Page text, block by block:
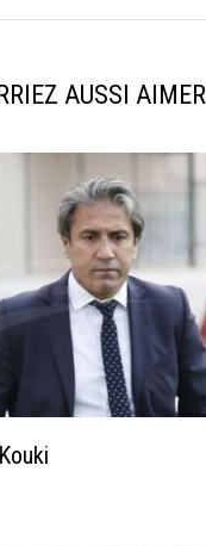
AUSSI AIMER